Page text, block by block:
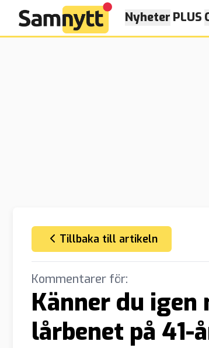
Nyheter PLUS
Tillbaka till artikeln
Kommentarer för:
Känner du igen
lårbenet på 41-